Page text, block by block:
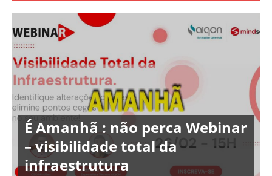
É Amanhã : não perca Webinar
– visibilidade total da
infraestrutura